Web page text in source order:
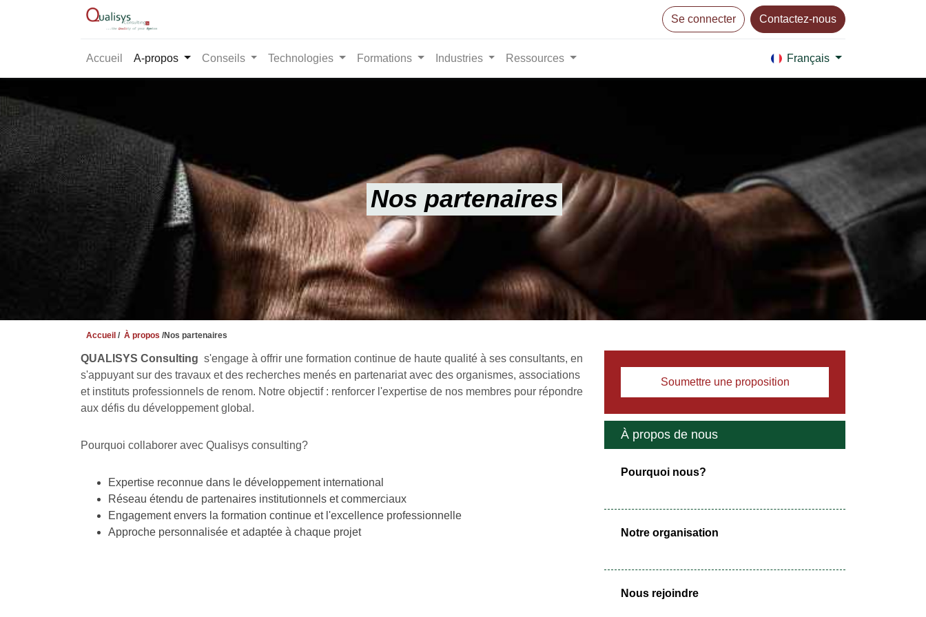
Se connecter Contactez-nous
Accueil A-propos Conseils Technologies Formations Industries Ressources Français
Nos partenaires
Accueil / À propos /Nos partenaires
QUALISYS Consulting s'engage à offrir une formation continue de haute qualité à ses consultants, en
s'appuyant sur des travaux et des recherches menés en partenariat avec des organismes, associations
et instituts professionnels de renom. Notre objectif : renforcer l'expertise de nos membres pour répondre
aux défis du développement global.
Pourquoi collaborer avec Qualisys consulting?
Expertise reconnue dans le développement international
Réseau étendu de partenaires institutionnels et commerciaux
Engagement envers la formation continue et l'excellence professionnelle
Approche personnalisée et adaptée à chaque projet
Soumettre une proposition
À propos de nous
Pourquoi nous?
Notre organisation
Nous rejoindre
Liens Utiles
À-propos
Technologies
Formations
E-learning
Forum
Contactez-nous-nous
À-propos
(Sénégal), Qualisys Consulting
secteurs dans leur transition digitale, en offrant une expertise
approfondie et des ressources polyvalentes pour assurer leur succès.
Restez connecté(e)(s)
+2213386755775